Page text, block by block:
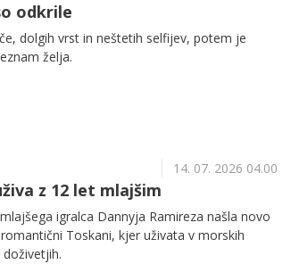
odkrile
dolgih vrst in neštetih selfijev, potem je
želja.
14. 07. 2026 04.00
z 12 let mlajšim
igralca Dannyja Ramireza našla novo
Toskani, kjer uživata v morskih